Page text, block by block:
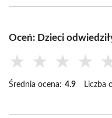
Oceń: Dzieci
★ ★ ★ ★
Średnia ocena: 4.9 Liczba